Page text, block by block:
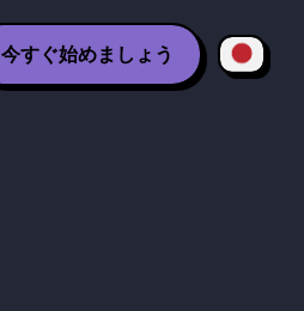
今すぐ始めましょう